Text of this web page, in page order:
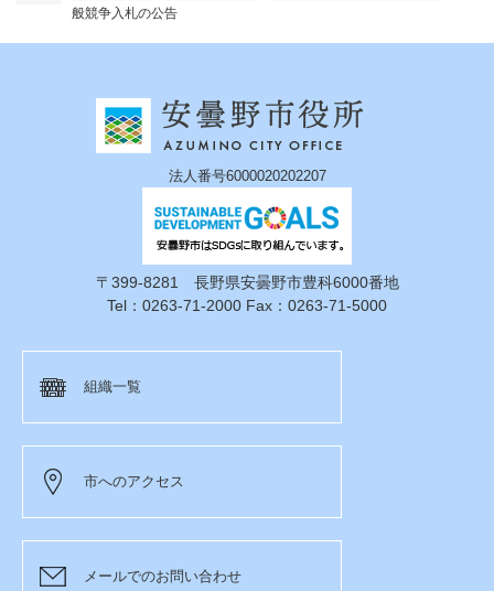
般競争入札の公告
法人番号6000020202207
〒399-8281 長野県安曇野市豊科6000番地
Tel：0263-71-2000 Fax：0263-71-5000
組織一覧
市へのアクセス
メールでのお問い合わせ